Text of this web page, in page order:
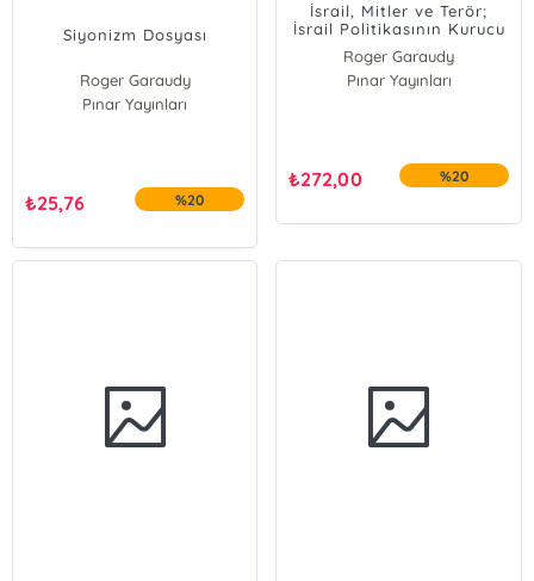
Siyonizm Dosyası
Roger Garaudy
Pınar Yayınları
₺25,76 %20
İsrail, Mitler ve Terör;
İsrail Politikasının Kurucu
Efsaneleri
Roger Garaudy
Pınar Yayınları
₺272,00 %20